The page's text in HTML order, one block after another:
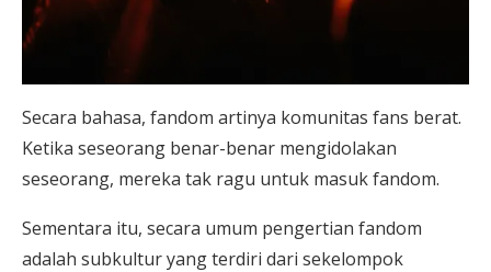
Secara bahasa, fandom artinya komunitas fans berat.
Ketika seseorang benar-benar mengidolakan
seseorang, mereka tak ragu untuk masuk fandom.
Sementara itu, secara umum pengertian fandom
adalah subkultur yang terdiri dari sekelompok